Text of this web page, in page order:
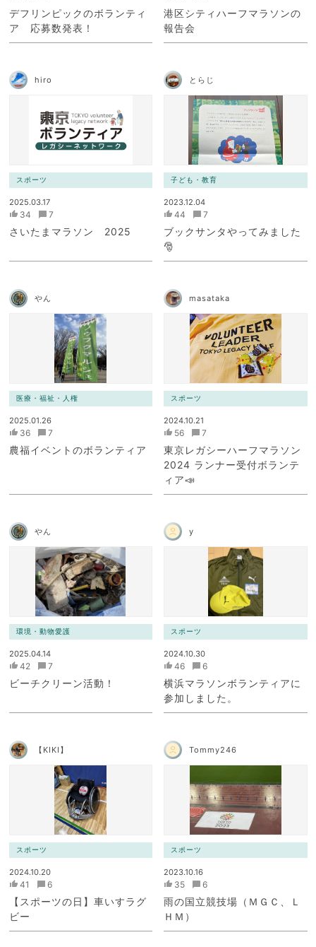
デフリンピックのボランティ
ア 応募数発表！
港区シティハーフマラソンの
報告会
hiro
スポーツ
2025.03.17
34 7
さいたまマラソン 2025
とらじ
子ども・教育
2023.12.04
44 7
ブックサンタやってみました
🎅
やん
医療・福祉・人権
2025.01.26
36 7
農福イベントのボランティア
masataka
スポーツ
2024.10.21
56 7
東京レガシーハーフマラソン
2024 ランナー受付ボランテ
ィア📣
やん
環境・動物愛護
2025.04.14
42 7
ビーチクリーン活動！
y
スポーツ
2024.10.30
46 6
横浜マラソンボランティアに
参加しました。
【KIKI】
スポーツ
2024.10.20
41 6
【スポーツの日】車いすラグ
ビー
Tommy246
スポーツ
2023.10.16
35 6
雨の国立競技場（ＭＧＣ、Ｌ
ＨＭ）